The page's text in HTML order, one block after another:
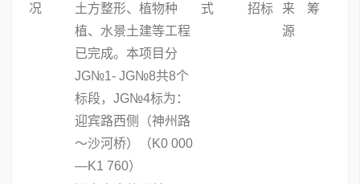
况
土方整形、植物种
植、水景土建等工程
已完成。本项目分
JG№1- JG№8共8个
标段，JG№4标为：
迎宾路西侧（神州路
～沙河桥）（K0 000
—K1 760）
式
招标
来
源
筹